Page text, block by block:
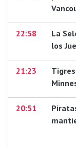
22:58
La
los
21:23
20:51